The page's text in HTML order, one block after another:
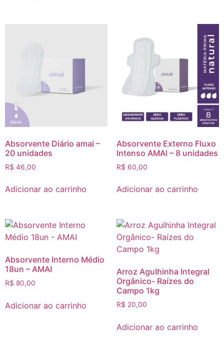
Absorvente Diário amai –
20 unidades
R$ 46,00
Adicionar ao carrinho
Absorvente Externo Fluxo
Intenso AMAI – 8 unidades
R$ 60,00
Adicionar ao carrinho
Absorvente Interno Médio
18un – AMAI
R$ 80,00
Adicionar ao carrinho
Arroz Agulhinha Integral
Orgânico- Raízes do
Campo 1kg
R$ 20,00
Adicionar ao carrinho